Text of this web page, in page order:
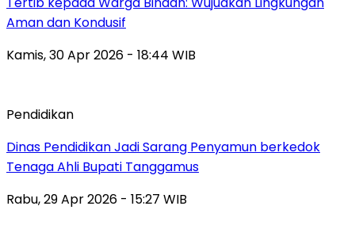
Aman dan Kondusif
Kamis, 30 Apr 2026 - 18:44 WIB
Pendidikan
Dinas Pendidikan Jadi Sarang Penyamun berkedok
Tenaga Ahli Bupati Tanggamus
Rabu, 29 Apr 2026 - 15:27 WIB